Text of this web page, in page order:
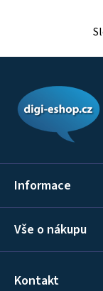
Informace
Vše o nákupu
Kontakt